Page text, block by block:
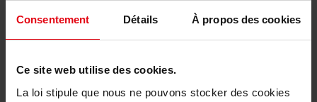
Consentement Détails À propos des cookies
Ce site web utilise des cookies.
La loi stipule que nous ne pouvons stocker des cookies
Description